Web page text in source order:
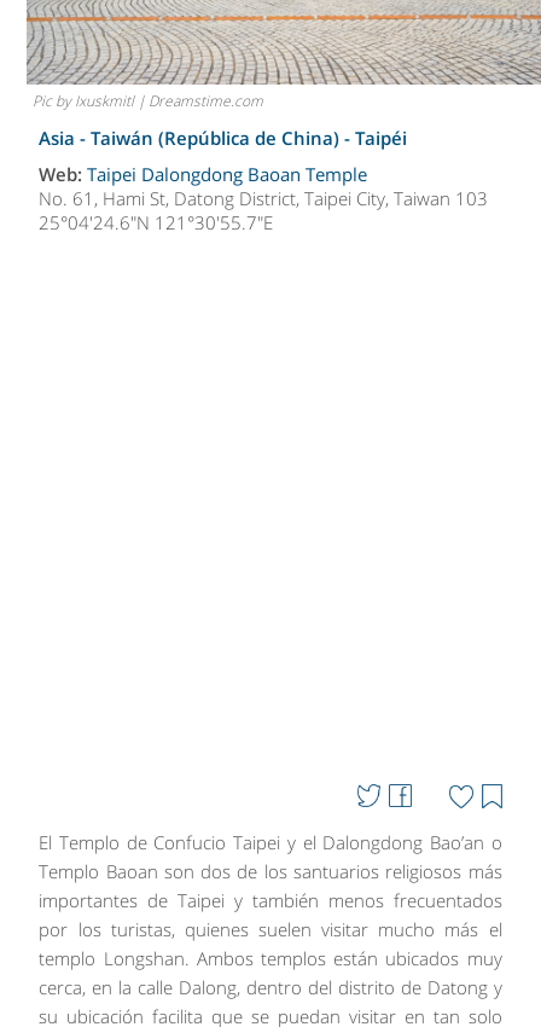
Pic by Ixuskmitl | Dreamstime.com
Asia - Taiwán (República de China) -Taipéi
Web:Taipei Dalongdong Baoan Temple
No. 61, Hami St, Datong District, Taipei City, Taiwan 103
25°04'24.6"N 121°30'55.7"E
El Templo de Confucio Taipei y el Dalongdong Bao’an o
Templo Baoan son dos de los santuarios religiosos más
importantes de Taipei y también menos frecuentados
por los turistas, quienes suelen visitar mucho más el
templo Longshan. Ambos templos están ubicados muy
cerca, en la calle Dalong, dentro del distrito de Datong y
su ubicación facilita que se puedan visitar en tan solo